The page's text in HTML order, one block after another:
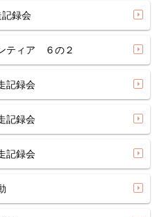
録会
ティア ６の２
記録会
記録会
記録会